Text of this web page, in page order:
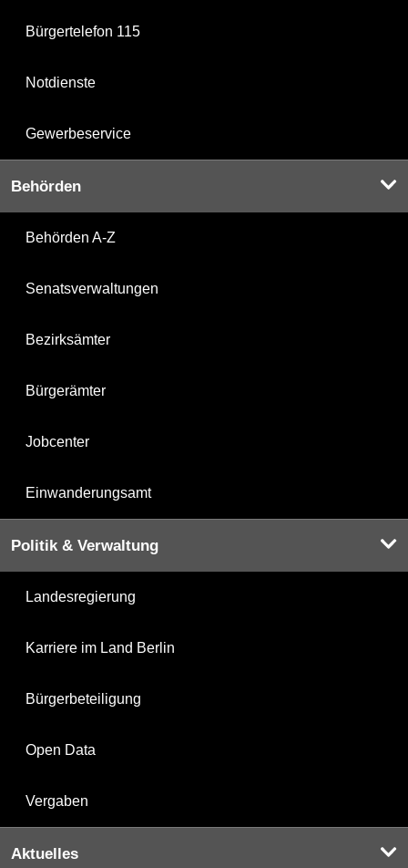
Bürgertelefon 115
Notdienste
Gewerbeservice
Behörden
Behörden A-Z
Senatsverwaltungen
Bezirksämter
Bürgerämter
Jobcenter
Einwanderungsamt
Politik & Verwaltung
Landesregierung
Karriere im Land Berlin
Bürgerbeteiligung
Open Data
Vergaben
Aktuelles